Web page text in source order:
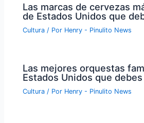
Las marcas de cervezas
de Estados Unidos que
Cultura / Por Henry - Pinulito News
Las mejores orquestas
Estados Unidos que
Cultura / Por Henry - Pinulito News